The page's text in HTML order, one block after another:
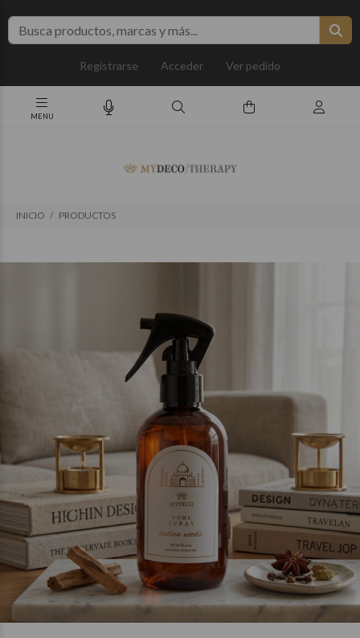
Registrarse Acceder Ver pedido
INICIO PRODUCTOS